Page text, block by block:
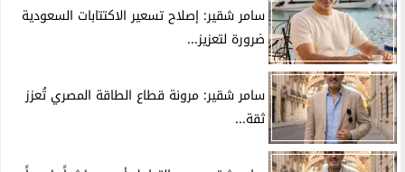
سامر شقير: إصلاح تسعير الاكتتابات السعودية
ضرورة لتعزيز...
سامر شقير: مرونة قطاع الطاقة المصري تُعزز
ثقة...